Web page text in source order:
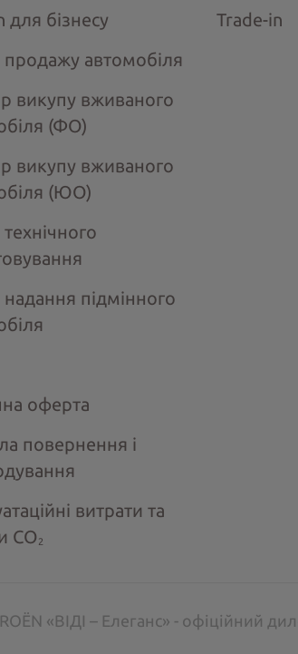
для бізнесу
автомобіля
викупу вживаного
(ФО)
викупу вживаного
(ЮО)
підмінного
оферта
повернення і
витрати та
СО 2
Trade-in
«ВІДІ – Елеганс» - офіційний